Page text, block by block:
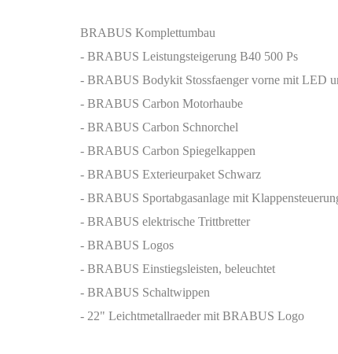
BRABUS Komplettumbau
- BRABUS Leistungsteigerung B40 500 Ps
- BRABUS Bodykit Stossfaenger vorne mit LED
- BRABUS Carbon Motorhaube
- BRABUS Carbon Schnorchel
- BRABUS Carbon Spiegelkappen
- BRABUS Exterieurpaket Schwarz
- BRABUS Sportabgasanlage mit
- BRABUS elektrische Trittbretter
- BRABUS Logos
- BRABUS Einstiegsleisten, beleuchtet
- BRABUS Schaltwippen
- 22" Leichtmetallraeder mit BRABUS Logo